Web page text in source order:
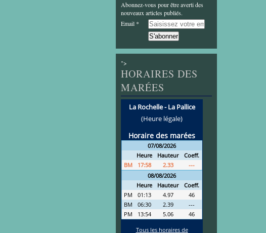
Abonnez-vous pour être averti des
nouveaux articles publiés.
Email
">
HORAIRES DES
MARÉES